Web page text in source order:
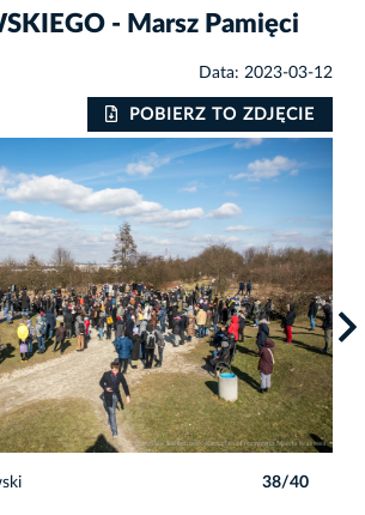
- Marsz Pamięci
Data: 2023-03-12
POBIERZ TO ZDJĘCIE
38/40